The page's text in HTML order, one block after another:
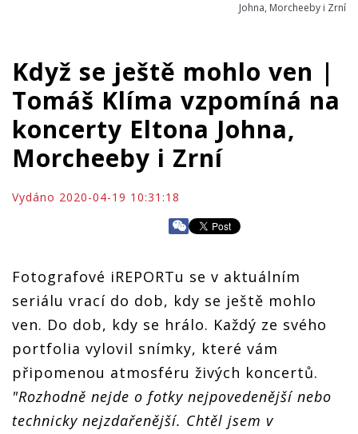
Johna, Morcheeby i Zrní
Když se ještě mohlo ven |
Tomáš Klíma vzpomíná na
koncerty Eltona Johna,
Morcheeby i Zrní
Vydáno 2020-04-19 10:31:18
Fotografové iREPORTu se v aktuálním
seriálu vrací do dob, kdy se ještě mohlo
ven. Do dob, kdy se hrálo. Každý ze svého
portfolia vylovil snímky, které vám
připomenou atmosféru živých koncertů.
"Rozhodně nejde o fotky nejpovedenější nebo
technicky nejzdařenější. Chtěl jsem v